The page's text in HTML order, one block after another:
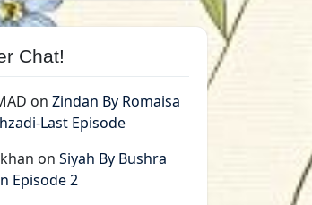
Chat!
on Zindan By Romaisa
Last Episode
on Siyah By Bushra
Episode 2